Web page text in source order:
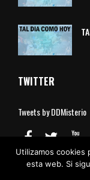
TWITTER
Tweets by DDMisterio
Utilizamos cookies
esta web. Si